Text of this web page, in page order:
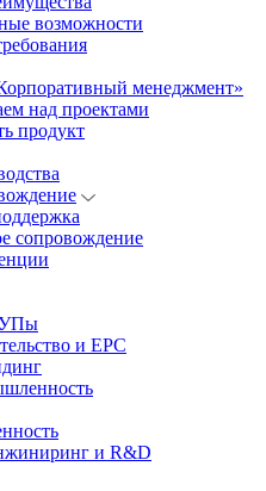
возможности
менеджмент»
над проектами
продукт
сопровождение
и EPC
и R&D